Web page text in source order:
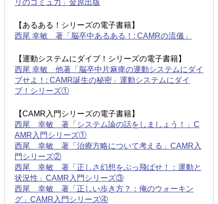
リのコミュ力」金原出版
【あるある！シリーズの電子書籍】
西尾 幸敏 著「脳卒中あるある！: CAMRの流儀」
【運動システムにダイブ！シリーズの電子書籍】
西尾 幸敏 他著「脳卒中片麻痺の運動システムにダイ
ブせよ！: CAMR誕生の秘密」運動システムにダイ
ブ！シリーズ①
【CAMR入門シリーズの電子書籍】
西尾 幸敏 著「システム論の話をしましょう！」C
AMR入門シリーズ①
西尾 幸敏 著「治療方略について考える」CAMR入
門シリーズ②
西尾 幸敏 著「正しさ幻想をぶっ飛ばせ！：運動と
状況性」CAMR入門シリーズ③
西尾 幸敏 著「正しい歩き方？：俺のウォーキン
グ」CAMR入門シリーズ④